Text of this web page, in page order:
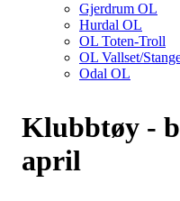
Gjerdrum OL
Hurdal OL
OL Toten-Troll
OL Vallset/
Odal OL
Klubbtøy -
april